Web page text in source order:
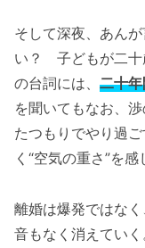
そして深夜、あん
い？ 子どもが二
の台詞には、 二十
を聞いてもなお、
たつもりでやり過
く“空気の重さ”を感
離婚は爆発ではな
音もなく消えてい